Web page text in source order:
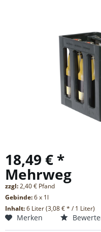
18,49 € *
Mehrweg
zzgl:2,40 € Pfand
Gebinde:6 x 1l
Inhalt:6 Liter (3,08 € * / 1 Liter)
Merken